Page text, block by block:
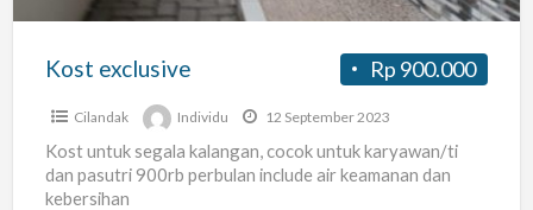
Rp 900.000
Kost exclusive
Cilandak Individu 12 September 2023
Kost untuk segala kalangan, cocok untuk karyawan/ti
dan pasutri 900rb perbulan include air keamanan dan
kebersihan